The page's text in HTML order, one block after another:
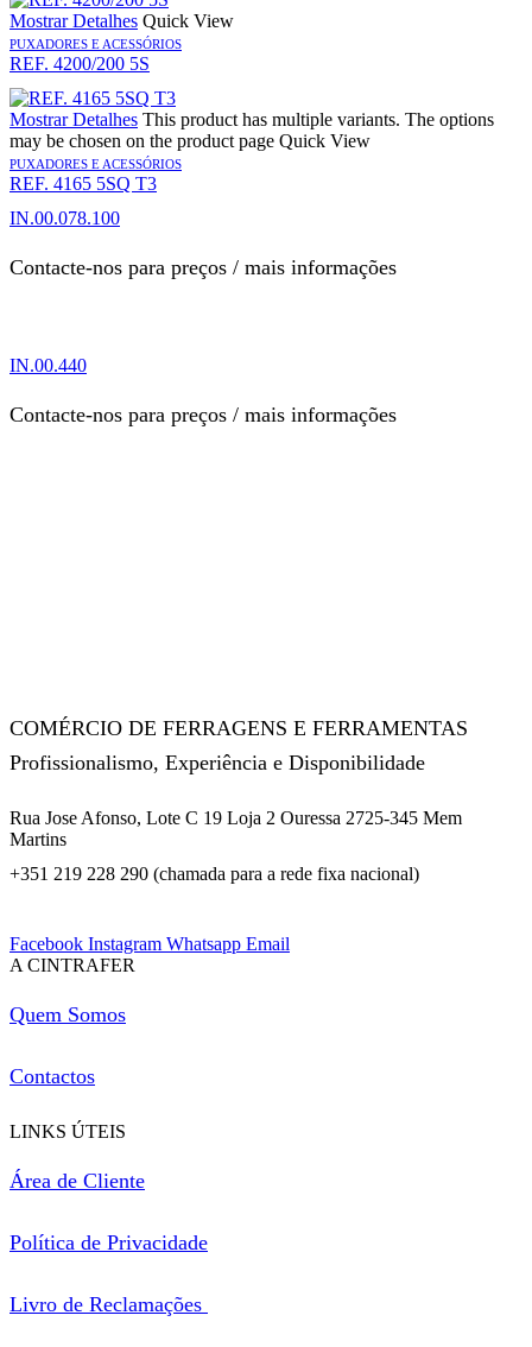
Mostrar Detalhes Quick View
PUXADORES E ACESSÓRIOS
REF. 4200/200 5S
Mostrar Detalhes This product has multiple variants. The options
may be chosen on the product page Quick View
PUXADORES E ACESSÓRIOS
REF. 4165 5SQ T3
IN.00.078.100
Contacte-nos para preços / mais informações
IN.00.440
Contacte-nos para preços / mais informações
COMÉRCIO DE FERRAGENS E FERRAMENTAS
Profissionalismo, Experiência e Disponibilidade
Rua Jose Afonso, Lote C 19 Loja 2 Ouressa 2725-345 Mem
Martins
+351 219 228 290 (chamada para a rede fixa nacional)
Facebook Instagram Whatsapp Email
A CINTRAFER
Quem Somos
Contactos
LINKS ÚTEIS
Área de Cliente
Política de Privacidade
Livro de Reclamações